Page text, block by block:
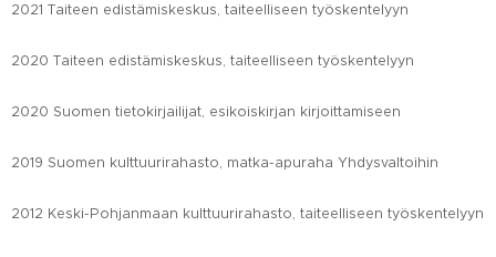
2021 Taiteen edistämiskeskus, taiteelliseen työskentelyyn
2020 Taiteen edistämiskeskus, taiteelliseen työskentelyyn
2020 Suomen tietokirjailijat, esikoiskirjan kirjoittamiseen
2019 Suomen kulttuurirahasto, matka-apuraha Yhdysvaltoihin
2012 Keski-Pohjanmaan kulttuurirahasto, taiteelliseen työskentelyyn